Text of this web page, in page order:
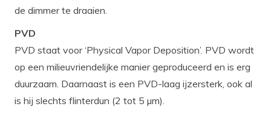
de dimmer te draaien.
PVD
PVD staat voor ‘Physical Vapor Deposition’. PVD wordt
op een milieuvriendelijke manier geproduceerd en is erg
duurzaam. Daarnaast is een PVD-laag ijzersterk, ook al
is hij slechts flinterdun (2 tot 5 µm).